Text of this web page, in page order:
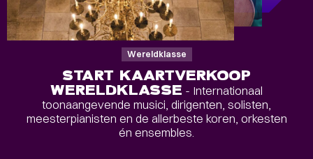
Wereldklasse
START KAARTVERKOOP
WERELDKLASSE - Internationaal
toonaangevende musici, dirigenten, solisten,
meesterpianisten en de allerbeste koren, orkesten
én ensembles.